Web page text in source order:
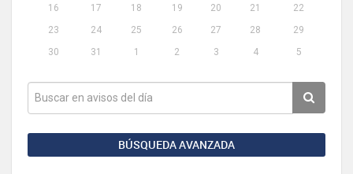
16
17 18 19 20 21
22
23
24 25 26 27 28
29
30
31 1 2 3 4 5
BÚSQUEDA AVANZADA